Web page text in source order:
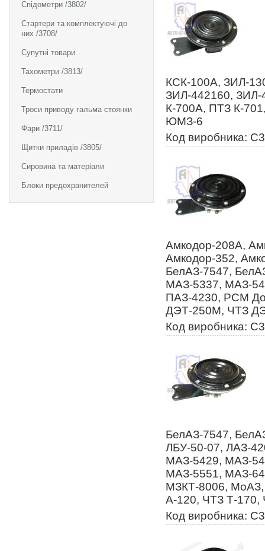
Спідометри /3802/
Стартери та комплектуючі до
них /3708/
Супутні товари
Тахометри /3813/
Термостати
Троси приводу гальма стоянки
Фари /3711/
Щитки приладів /3805/
Сировина та матеріали
Блоки предохранителей
КСК-100А, ЗИЛ-
ЗИЛ-442160,
К-700А, ПТЗ К-
ЮМЗ-6
Код виробника:
Амкодор-208А,
Амкодор-352,
БелАЗ-7547,
МАЗ-5337, МАЗ-
ПАЗ-4230, РСМ
ДЭТ-250М, ЧТЗ
Код виробника:
БелАЗ-7547,
ЛБУ-50-07, ЛАЗ-
МАЗ-5429, МАЗ-
МАЗ-5551, МАЗ-
МЗКТ-8006,
А-120, ЧТЗ Т-
Код виробника: